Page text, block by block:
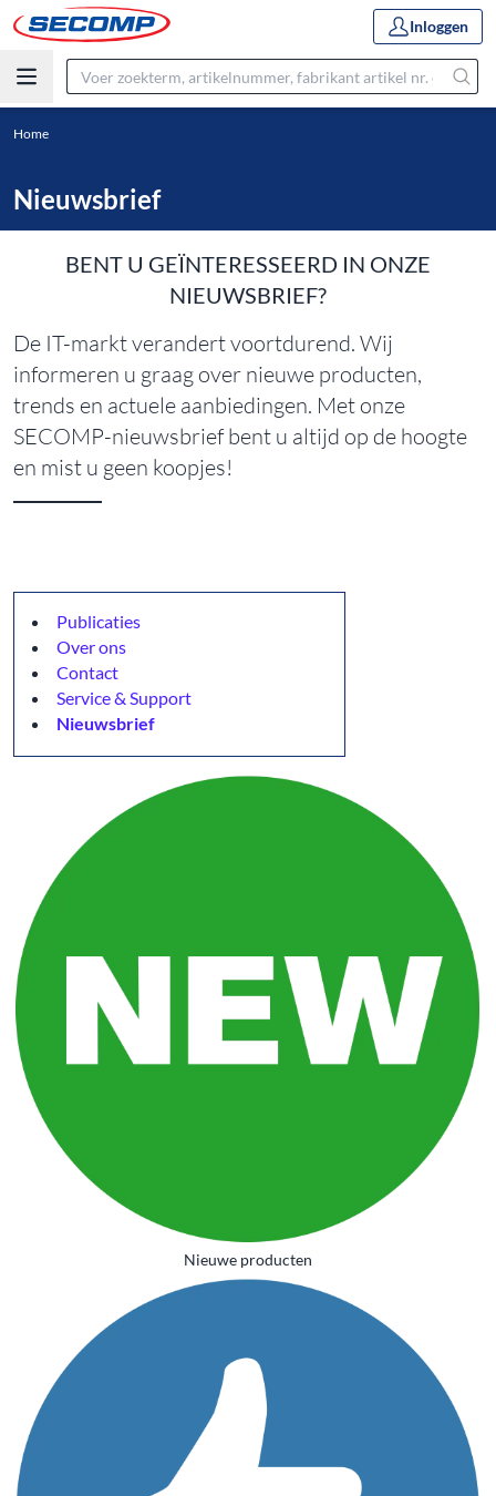
Inloggen
Home
Nieuwsbrief
BENT U GEÏNTERESSEERD IN ONZE
NIEUWSBRIEF?
De IT-markt verandert voortdurend. Wij
informeren u graag over nieuwe producten,
trends en actuele aanbiedingen. Met onze
SECOMP-nieuwsbrief bent u altijd op de hoogte
en mist u geen koopjes!
Publicaties
Over ons
Contact
Service & Support
Nieuwsbrief
Nieuwe producten